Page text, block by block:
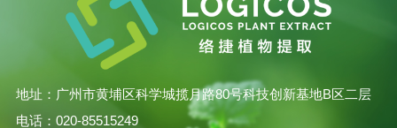
地址：广州市黄埔区科学城揽月路80号科技创新基地B区二层
电话：020-85515249